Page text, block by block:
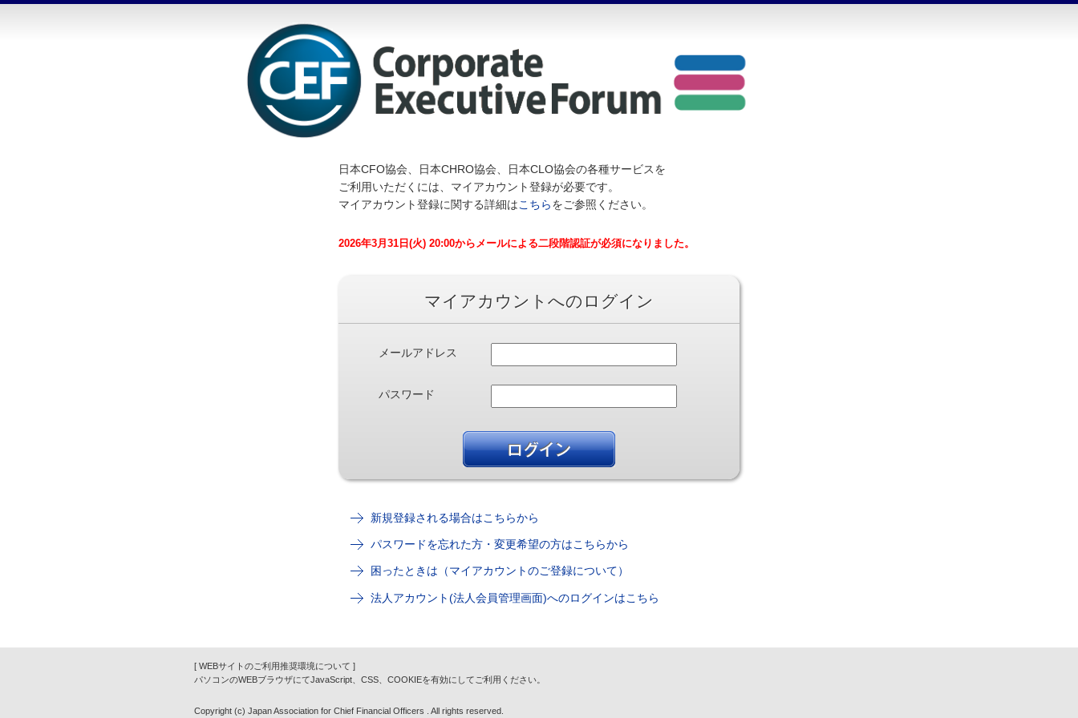
日本CFO協会、日本CHRO協会、日本CLO協会の各種サービスを
ご利用いただくには、マイアカウント登録が必要です。
マイアカウント登録に関する詳細はこちらをご参照ください。
2026年3月31日(火) 20:00からメールによる二段階認証が必須になりました。
マイアカウントへのログイン
メールアドレス
パスワード
新規登録される場合はこちらから
パスワードを忘れた方・変更希望の方はこちらから
困ったときは（マイアカウントのご登録について）
法人アカウント(法人会員管理画面)へのログインはこちら
[ WEBサイトのご利用推奨環境について ]
パソコンのWEBブラウザにてJavaScript、CSS、COOKIEを有効にしてご利用ください。
Copyright (c) Japan Association for Chief Financial Officers . All rights reserved.